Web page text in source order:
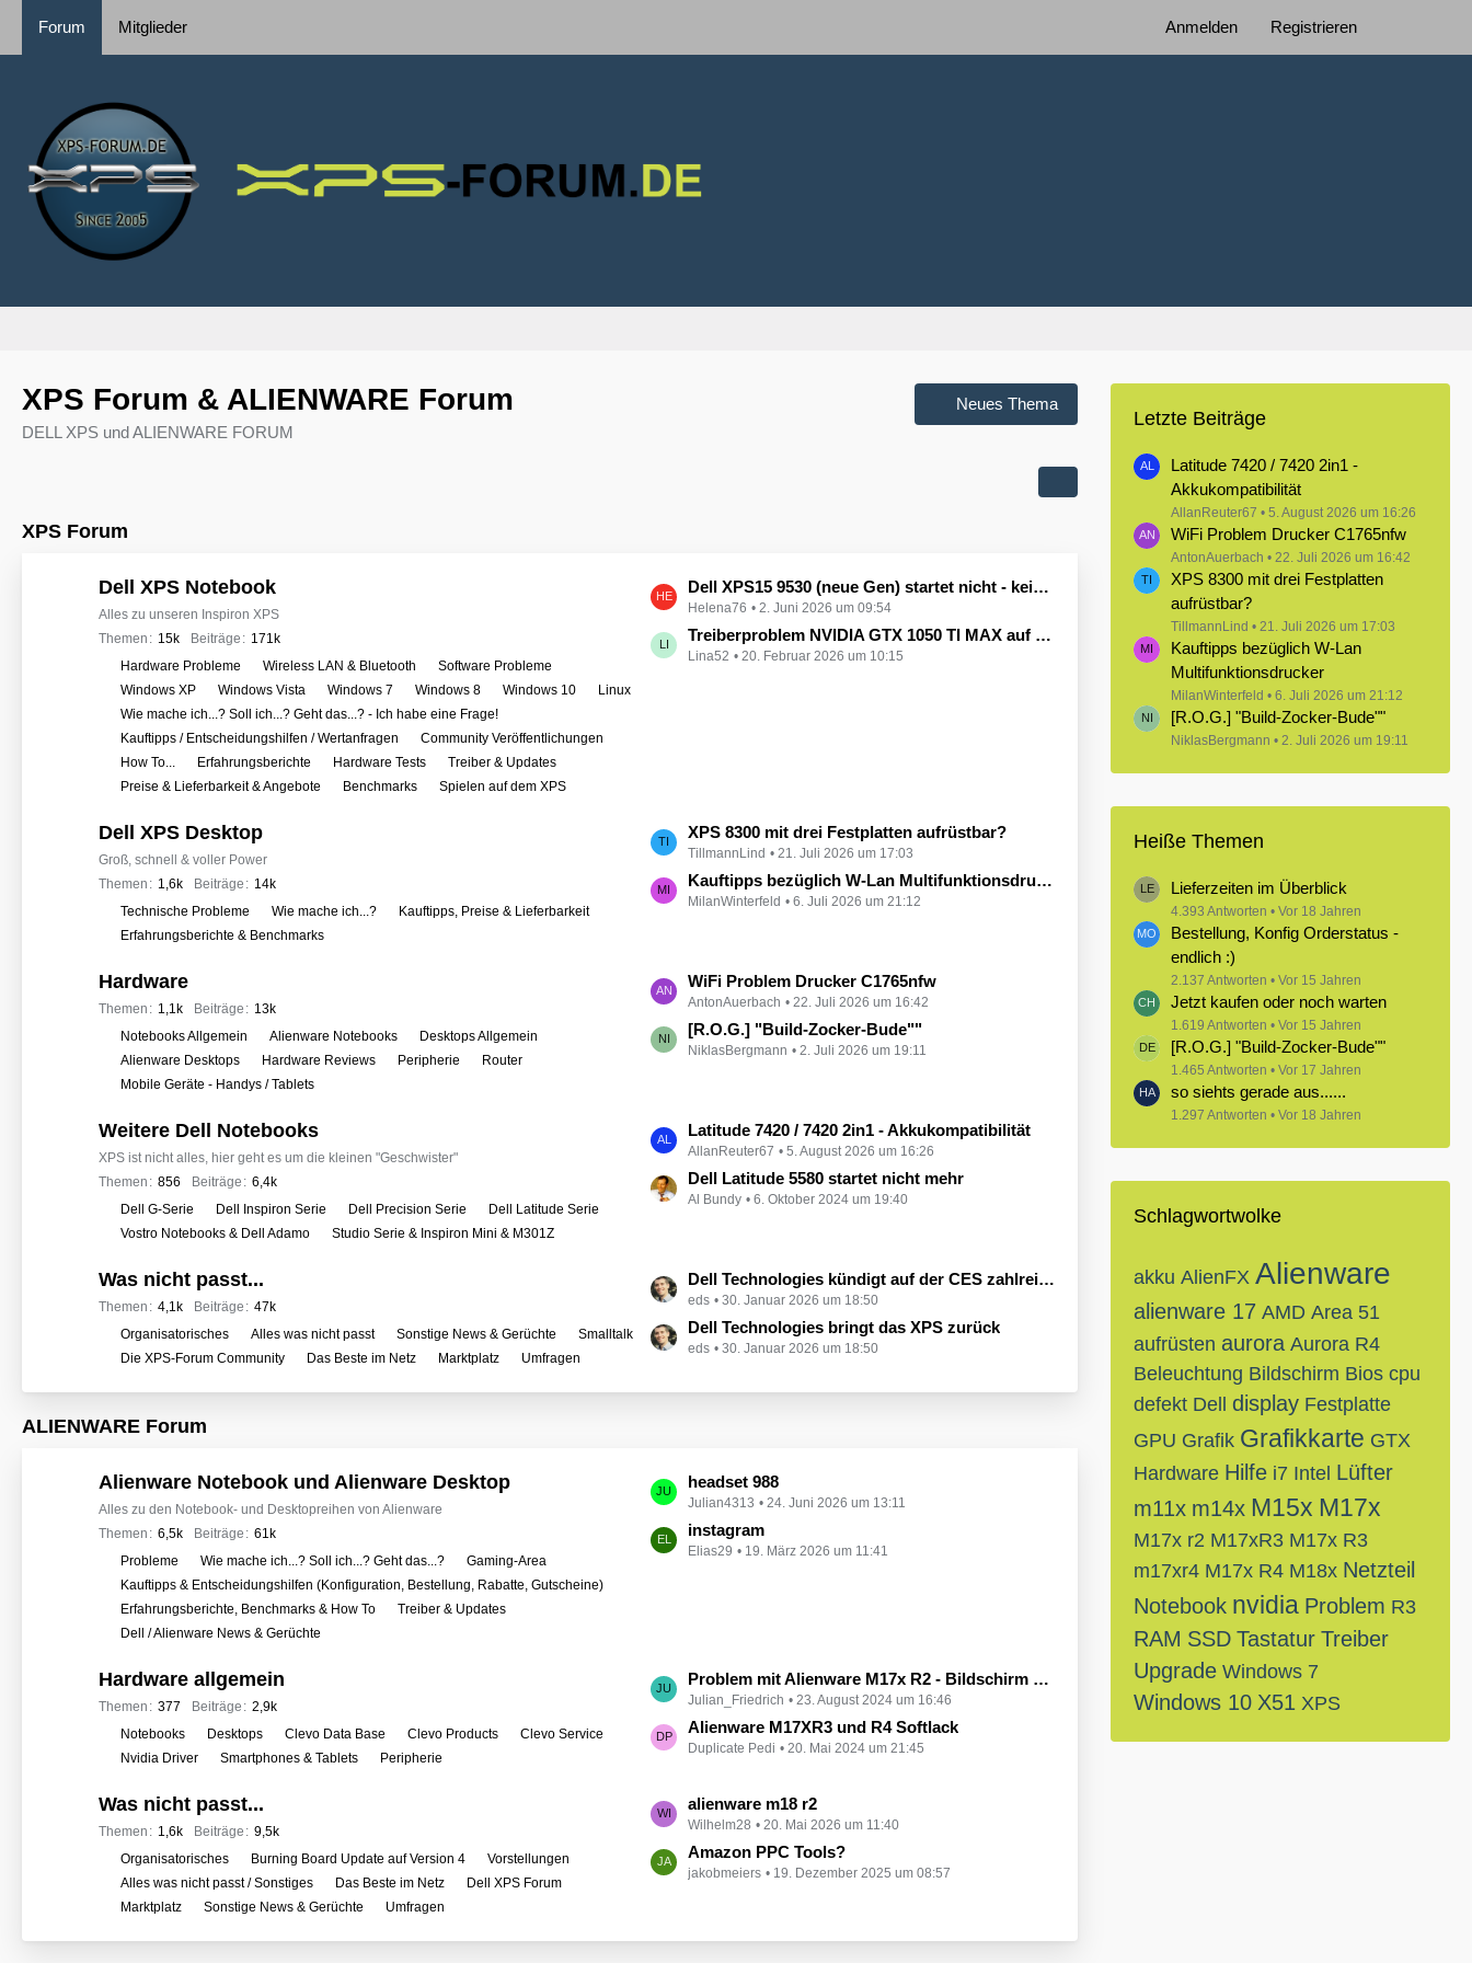
Forum Mitglieder Anmelden Registrieren
XPS Forum & ALIENWARE Forum
DELL XPS und ALIENWARE FORUM
Neues Thema
XPS Forum
Dell XPS Notebook
Alles zu unseren Inspiron XPS
Themen
15k Beiträge 171k
L
e
t
z
r
ä
g
e
Dell XPS15 9530 (neue Gen) startet nicht - kein booten, kein Licht - nichts tut sich - hat jemand eine Idee wie man ihn zum Leben erwecken könnte?
Helena76 2. Juni 2026 um 09:54
Treiberproblem NVIDIA GTX 1050 TI MAX auf XPS 9570 Windows 11
Lina52 20. Februar 2026 um 10:15
r
e
n
Hardware Probleme Wireless LAN & Bluetooth
Software Probleme
Windows XP
Windows Vista Windows 7 Windows 8 Windows 10
Linux
Wie mache ich...? Soll ich...? Geht das...? - Ich habe eine Frage!
Kauftipps / Entscheidungshilfen / Wertanfragen
Community Veröffentlichungen
How To...
Erfahrungsberichte Hardware Tests
Treiber & Updates
Preise & Lieferbarkeit & Angebote
Benchmarks Spielen auf dem XPS
Dell XPS Desktop
Groß, schnell & voller Power
Themen
1,6k Beiträge 14k
L
e
t
z
B
e
t
e
XPS 8300 mit drei Festplatten aufrüstbar?
TillmannLind 21. Juli 2026 um 17:03
Kauftipps bezüglich W-Lan Multifunktionsdrucker
MilanWinterfeld 6. Juli 2026 um 21:12
e
r
n
Technische Probleme Wie mache ich...?
Kauftipps, Preise & Lieferbarkeit
Erfahrungsberichte & Benchmarks
Hardware
Themen 1,1k Beiträge 13k
L
e
t
z
B
e
t
e
WiFi Problem Drucker C1765nfw
AntonAuerbach 22. Juli 2026 um 16:42
[R.O.G.] "Build-Zocker-Bude""
NiklasBergmann 2. Juli 2026 um 19:11
r
f
o
Notebooks Allgemein Alienware Notebooks
Desktops Allgemein
Alienware Desktops
Hardware Reviews Peripherie
Router
Mobile Geräte - Handys / Tablets
Weitere Dell Notebooks
XPS ist nicht alles, hier geht es um die kleinen "Geschwister"
Themen
856 Beiträge 6,4k
L
e
t
z
B
e
t
ä
Latitude 7420 / 7420 2in1 - Akkukompatibilität
AllanReuter67 5. August 2026 um 16:26
Dell Latitude 5580 startet nicht mehr
Al Bundy 6. Oktober 2024 um 19:40
e
r
n
Dell G-Serie Dell Inspiron Serie Dell Precision Serie
Dell Latitude Serie
Vostro Notebooks & Dell Adamo
Studio Serie & Inspiron Mini & M301Z
Was nicht passt...
Themen 4,1k Beiträge 47k
L
e
t
z
t
ä
Dell Technologies kündigt auf der CES zahlreiche Alienware-Neuheiten an
eds 30. Januar 2026 um 18:50
Dell Technologies bringt das XPS zurück
eds 30. Januar 2026 um 18:50
r
o
r
e
Organisatorisches Alles was nicht passt Sonstige News & Gerüchte
Smalltalk
Die XPS-Forum Community
Das Beste im Netz Marktplatz Umfragen
ALIENWARE Forum
Alienware Notebook und Alienware Desktop
Alles zu den Notebook- und Desktopreihen von Alienware
Themen
6,5k Beiträge 61k
L
e
t
z
t
r
ä
headset 988
Julian4313 24. Juni 2026 um 13:11
instagram
Elias29 19. März 2026 um 11:41
f
o
Probleme Wie mache ich...? Soll ich...? Geht das...?
Gaming-Area
Kauftipps & Entscheidungshilfen (Konfiguration, Bestellung, Rabatte, Gutscheine)
Erfahrungsberichte, Benchmarks & How To
Treiber & Updates
Dell / Alienware News & Gerüchte
Hardware allgemein
Themen 377 Beiträge 2,9k
L
e
t
z
e
B
e
i
ä
Problem mit Alienware M17x R2 - Bildschirm bleibt schwarz beim Start
Julian_Friedrich 23. August 2024 um 16:46
Alienware M17XR3 und R4 Softlack
Duplicate Pedi 20. Mai 2024 um 21:45
e
r
Notebooks Desktops Clevo Data Base Clevo Products
Clevo Service
Nvidia Driver
Smartphones & Tablets Peripherie
Was nicht passt...
Themen 1,6k Beiträge 9,5k
L
e
t
z
alienware m18 r2
Wilhelm28 20. Mai 2026 um 11:40
Amazon PPC Tools?
jakobmeiers 19. Dezember 2025 um 08:57
Organisatorisches Burning Board Update auf Version 4
Vorstellungen
Alles was nicht passt / Sonstiges
Das Beste im Netz
Dell XPS Forum
Marktplatz
Sonstige News & Gerüchte Umfragen
Letzte Beiträge
Latitude 7420 / 7420 2in1 -
Akkukompatibilität
AllanReuter67 5. August 2026 um 16:26
WiFi Problem Drucker C1765nfw
AntonAuerbach 22. Juli 2026 um 16:42
XPS 8300 mit drei Festplatten
aufrüstbar?
TillmannLind 21. Juli 2026 um 17:03
Kauftipps bezüglich W-Lan
Multifunktionsdrucker
MilanWinterfeld 6. Juli 2026 um 21:12
[R.O.G.] "Build-Zocker-Bude""
NiklasBergmann 2. Juli 2026 um 19:11
Heiße Themen
Lieferzeiten im Überblick
4.393 Antworten Vor 18 Jahren
Bestellung, Konfig Orderstatus -
endlich :)
2.137 Antworten Vor 15 Jahren
Jetzt kaufen oder noch warten
1.619 Antworten Vor 15 Jahren
[R.O.G.] "Build-Zocker-Bude""
1.465 Antworten Vor 17 Jahren
so siehts gerade aus......
1.297 Antworten Vor 18 Jahren
Schlagwortwolke
akku AlienFX Alienware
alienware 17 AMD Area 51
aufrüsten aurora Aurora R4
Beleuchtung Bildschirm Bios cpu
defekt Dell display Festplatte
GPU Grafik Grafikkarte GTX
Hardware Hilfe i7 Intel Lüfter
m11x m14x M15x M17x
M17x r2 M17xR3 M17x R3
m17xr4 M17x R4 M18x Netzteil
Notebook nvidia Problem R3
RAM SSD Tastatur Treiber
Upgrade Windows 7
Windows 10 X51 XPS